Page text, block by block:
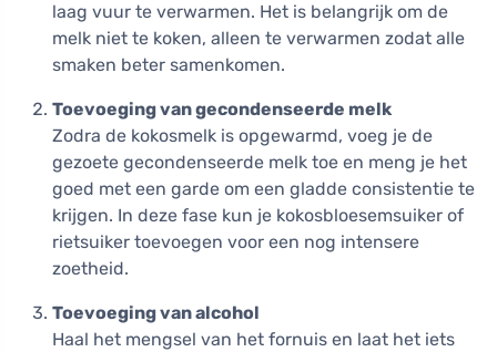
laag vuur te verwarmen. Het is belangrijk om de
melk niet te koken, alleen te verwarmen zodat alle
smaken beter samenkomen.
Toevoeging van gecondenseerde melk
Zodra de kokosmelk is opgewarmd, voeg je de
gezoete gecondenseerde melk toe en meng je het
goed met een garde om een gladde consistentie te
krijgen. In deze fase kun je kokosbloesemsuiker of
rietsuiker toevoegen voor een nog intensere
zoetheid.
Toevoeging van alcohol
Haal het mengsel van het fornuis en laat het iets